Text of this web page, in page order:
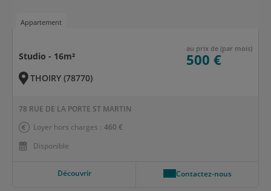
Appartement
Studio - 16m²
au prix de (par mois)
500 €
THOIRY (78770)
78 RUE DE LA PORTE ST MARTIN
Loyer hors charges : 460 €
Disponible
Découvrir Contactez-nous